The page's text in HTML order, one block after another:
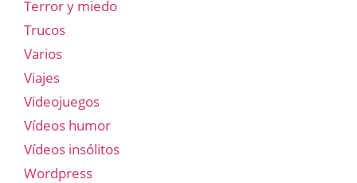
Terror y miedo
Trucos
Varios
Viajes
Videojuegos
Vídeos humor
Vídeos insólitos
Wordpress